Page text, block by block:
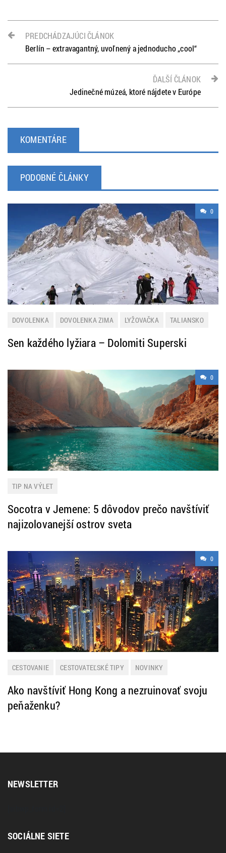
PREDCHÁDZAJÚCI ČLÁNOK
Berlín – extravagantný, uvoľnený a jednoducho „cool“
ĎALŠÍ ČLÁNOK
Jedinečné múzeá, ktoré nájdete v Európe
KOMENTÁRE
PODOBNÉ ČLÁNKY
0
DOVOLENKA DOVOLENKA ZIMA LYŽOVAČKA
TALIANSKO
Sen každého lyžiara – Dolomiti Superski
0
TIP NA VÝLET
Socotra v Jemene: 5 dôvodov prečo navštíviť
najizolovanejší ostrov sveta
0
CESTOVANIE CESTOVATEĽSKÉ TIPY NOVINKY
Ako navštíviť Hong Kong a nezruinovať svoju
peňaženku?
NEWSLETTER
SOCIÁLNE SIETE